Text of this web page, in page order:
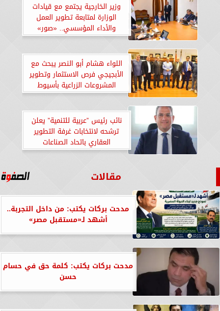
وزير الخارجية يجتمع مع قيادات
الوزارة لمتابعة تطوير العمل
والأداء المؤسسي.. «صور»
اللواء هشام أبو النصر يبحث مع
الأبجيجي فرص الاستثمار وتطوير
المشروعات الزراعية بأسيوط
نائب رئيس ”عربية للتنمية” يعلن
ترشحه لانتخابات غرفة التطوير
العقاري باتحاد الصناعات
مقالات
مدحت بركات يكتب: من داخل التجربة..
أشهد لـ«مستقبل مصر»
مدحت بركات يكتب: كلمة حق في حسام
حسن